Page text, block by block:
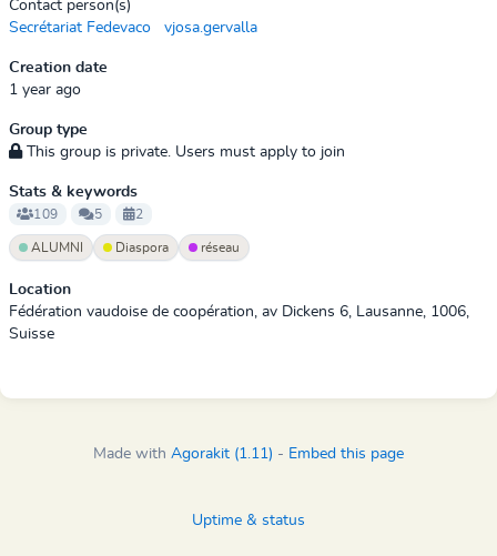
Contact person(s)
Secrétariat Fedevaco
vjosa.gervalla
Creation date
1 year ago
Group type
This group is private. Users must apply to join
Stats & keywords
109 5 2
ALUMNI Diaspora réseau
Location
Fédération vaudoise de coopération, av Dickens 6, Lausanne, 1006,
Suisse
Made with Agorakit (1.11) - Embed this page
Uptime & status